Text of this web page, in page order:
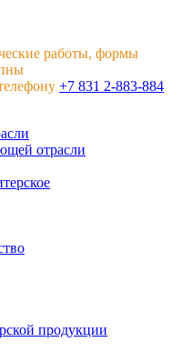
работы, формы
+7 831 2-883-884
отрасли
продукции